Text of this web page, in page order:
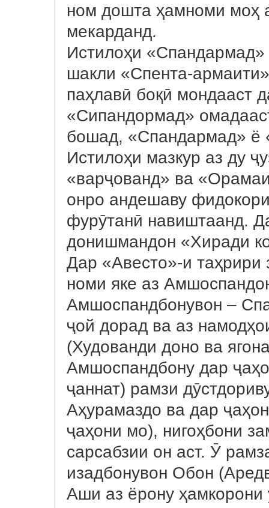
ном дошта ҳамноми моҳ
мекарданд.
Истилоҳи
шакли «Спента-
паҳлавӣ боқӣ мондааст
«Сипандормад»
бошад, «Спандармад»
Истилоҳи мазкур аз ду
«варҷованд» ва
онро андешаву
фурӯтанӣ навиштаанд.
донишмандон «Хиради
Дар «Авесто»-и
номи яке аз
Амшоспандбонувон –
ҷой дорад ва аз
(Худованди доно ва
Амшоспандбону дар
ҷаннат) рамзи
Аҳурамаздо ва дар
ҷаҳони мо), нигоҳбони
сарсабзии он аст. Ӯ
изадбонувон Обон
Аши аз ёрону ҳамкорони